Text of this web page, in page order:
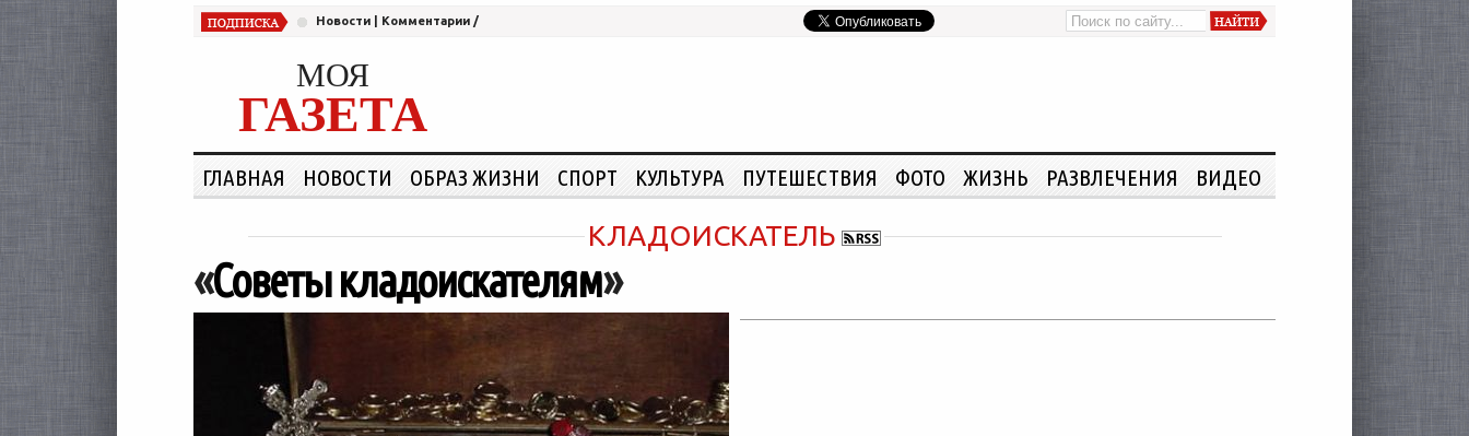
Новости Комментарии /
МОЯ
ГАЗЕТА
ГЛАВНАЯ НОВОСТИ ОБРАЗ ЖИЗНИ СПОРТ КУЛЬТУРА ПУТЕШЕСТВИЯ ФОТО ЖИЗНЬ РАЗВЛЕЧЕНИЯ ВИДЕО
КЛАДОИСКАТЕЛЬ
«Советы кладоискателям»